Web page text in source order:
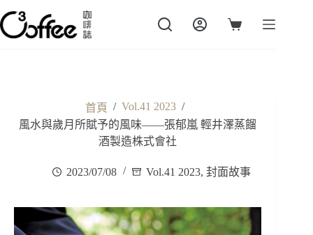
跳
至
主
購
首頁 / Vol.41 2023 /
風水與歲月所賦予的風味——張郁嵐 輕井澤蒸餾
酒製造株式會社
2023/07/08 Vol.41 2023,封面故事